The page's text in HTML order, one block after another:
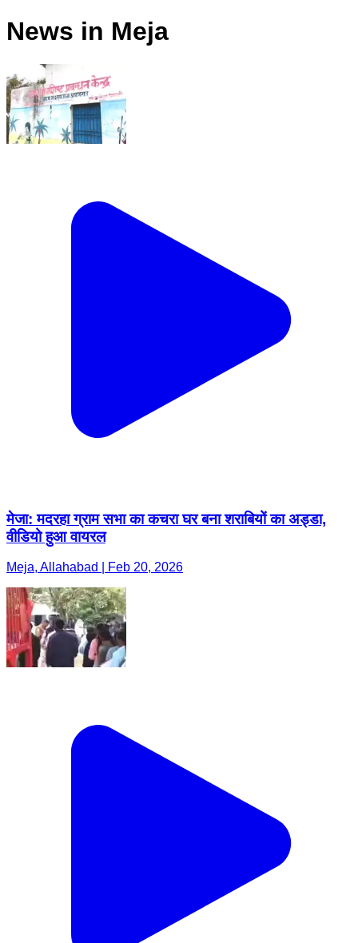
News in Meja
मेजा: मदरहा ग्राम सभा का कचरा घर बना शराबियों का अड्डा,
वीडियो हुआ वायरल
Meja, Allahabad | Feb 20, 2026